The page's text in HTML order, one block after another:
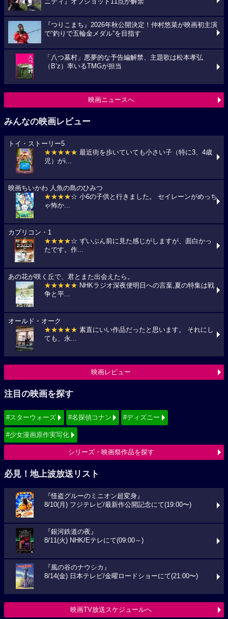
『つりこまち』2026年秋公開決定！仲村悠菜が映画初主演
で“釣りで五輪金メダル”を目指す
「八つ墓村」悪夢的な予告編解禁、主題歌は松本孝弘
（B’z）率いるTMGが担当
映画ニュースへ
みんなの映画レビュー
トイ・ストーリー5
★★★★★ 最近街を歩いていても小さい子（特に3、4歳
児）がi...
映画ちいかわ 人魚の島のひみつ
★★★★☆ 小6の子供と行きました。 セイレーンがめっち
ゃ怖か...
カプリコン・1
★★★★☆ ずいぶん前に見た感じがしますが、面白かっ
たです。作...
あの花が咲く丘で、君とまた出会えたら。
★★★★★ NHKラジオ深夜便明日への言葉,夏の特集は戦
争と平...
オールド・オーク
★★★★★ 素直にいい作品だったと思います。 それにし
ても、永...
映画レビュー
注目の映画を探す
#スターウォーズ #名探偵コナン #ディズニー
#少女漫画原作実写化
シリーズ・映画祭作品を探す
必見！地上波放送リスト
『怪盗グルーのミニオン超変身』
8/10(月) フジテレビ/最新作公開記念にて(19:00〜)
『銀河鉄道の夜』
8/11(火) NHK/Eテレにて(09:00～)
『風の谷のナウシカ』
8/14(金) 日本テレビ/金曜ロードショーにて(21:00〜)
映画TV放送スケジュールへ